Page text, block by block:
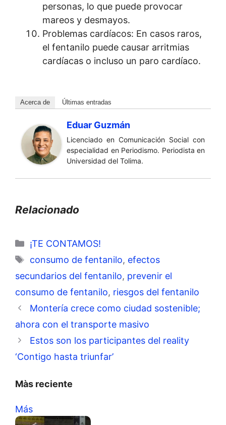
personas, lo que puede provocar
mareos y desmayos.
Problemas cardíacos: En casos raros,
el fentanilo puede causar arritmias
cardíacas o incluso un paro cardíaco.
Acerca de Últimas entradas
Eduar Guzmán
Licenciado en Comunicación Social con
especialidad en Periodismo. Periodista en
Universidad del Tolima.
Relacionado
Categorías
¡TE CONTAMOS!
Etiquetas
consumo de fentanilo, efectos
secundarios del fentanilo, prevenir el
consumo de fentanilo, riesgos del fentanilo
Montería crece como ciudad sostenible;
ahora con el transporte masivo
Estos son los participantes del reality
‘Contigo hasta triunfar’
Màs reciente
Más